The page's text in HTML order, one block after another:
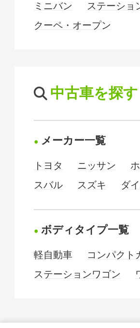
ミニバン
ステーショ
クーペ・オープン
中古車を探す
メーカー一覧
トヨタ ニッサン
スバル
スズキ ダ
ボディタイプ一覧
軽自動車 コンパクト
ステーションワゴン